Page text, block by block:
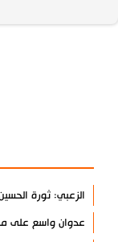
الزعبي: ثورة
عدوان واسع على